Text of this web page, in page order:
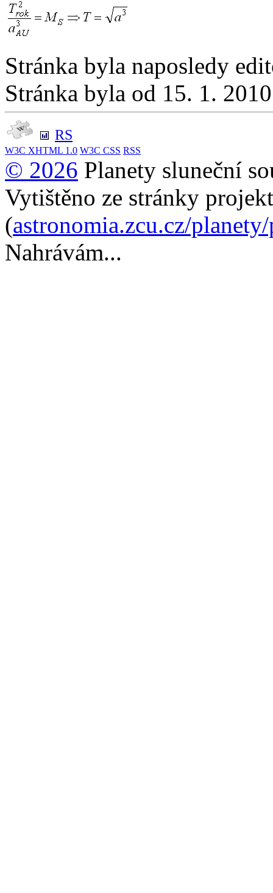
Stránka byla naposledy
Stránka byla od 15. 1.
RS
W3C XHTML 1.0 W3C CSS RSS
© 2026 Planety sluneční
Vytištěno ze stránky
(astronomia.zcu.cz/
Nahrávám...